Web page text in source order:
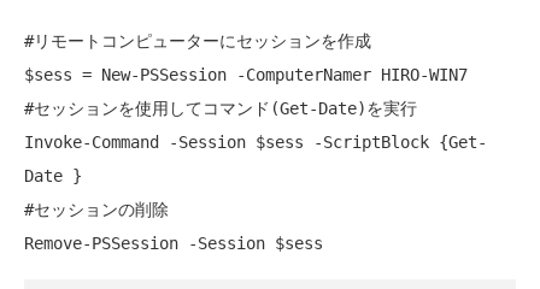
#リモートコンピューターにセッションを作成
$sess = New-PSSession -ComputerNamer HIRO-WIN7
#セッションを使用してコマンド(Get-Date)を実行
Invoke-Command -Session $sess -ScriptBlock {Get-
Date }
#セッションの削除
Remove-PSSession -Session $sess